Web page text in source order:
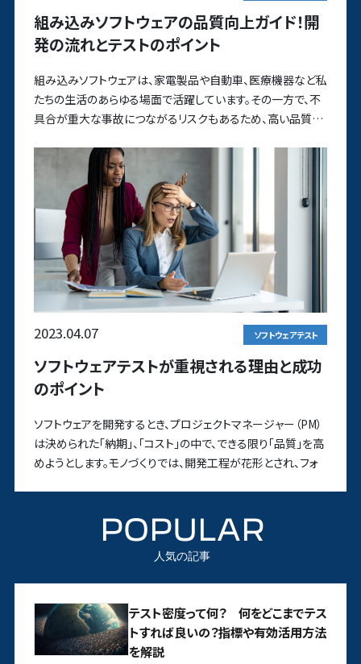
組み込みソフトウェアの品質向上ガイド！開
発の流れとテストのポイント
組み込みソフトウェアは、家電製品や自動車、医療機器など私
たちの生活のあらゆる場面で活躍しています。その一方で、不
具合が重大な事故につながるリスクもあるため、高い品質基
2023.04.07 ソフトウェアテスト
ソフトウェアテストが重視される理由と成功
のポイント
ソフトウェアを開発するとき、プロジェクトマネージャー（PM）
は決められた「納期」、「コスト」の中で、できる限り「品質」を高
めようとします。モノづくりでは、開発工程が花形とされ、フォ
POPULAR
人気の記事
テスト密度って何？ 何をどこまでテス
トすれば良いの？指標や有効活用方法
を解説